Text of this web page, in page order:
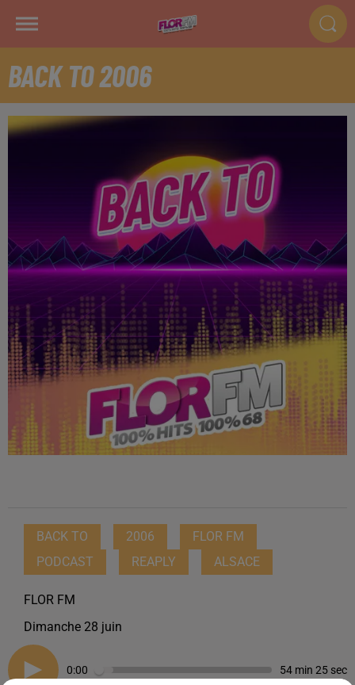
BACK TO 2006
BACK TO 2006
FLOR FM
PODCAST
REAPLY ALSACE
FLOR FM
Dimanche 28 juin
0:00 54 min 25 sec